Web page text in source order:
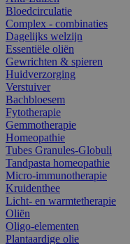
Bloedcirculatie
Complex - combinaties
Dagelijks welzijn
Essentiële oliën
Gewrichten & spieren
Huidverzorging
Verstuiver
Bachbloesem
Fytotherapie
Gemmotherapie
Homeopathie
Tubes Granules-Globuli
Tandpasta homeopathie
Micro-immunotherapie
Kruidenthee
Licht- en warmtetherapie
Oliën
Oligo-elementen
Plantaardige olie